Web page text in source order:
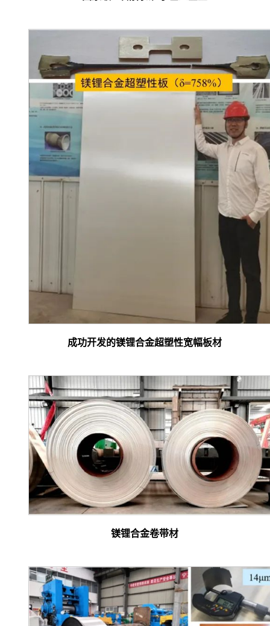
成功开发的镁锂合金超塑性宽幅板材
镁锂合金卷带材